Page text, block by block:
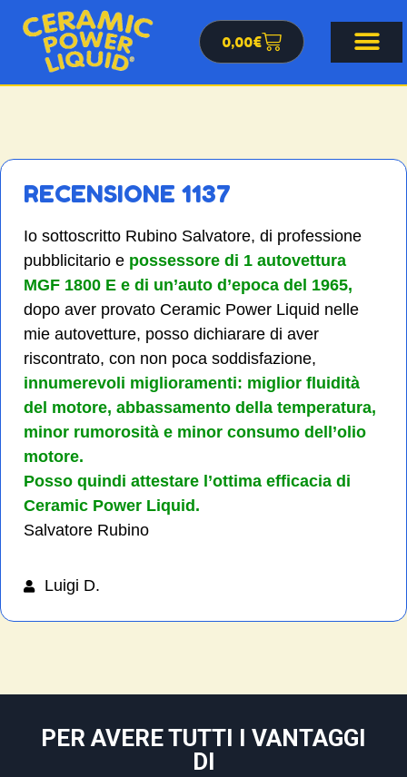
0,00€
RECENSIONE 1137
Io sottoscritto Rubino Salvatore, di professione
pubblicitario e possessore di 1 autovettura
MGF 1800 E e di un’auto d’epoca del 1965,
dopo aver provato Ceramic Power Liquid nelle
mie autovetture, posso dichiarare di aver
riscontrato, con non poca soddisfazione,
innumerevoli miglioramenti: miglior fluidità
del motore, abbassamento della temperatura,
minor rumorosità e minor consumo dell’olio
motore.
Posso quindi attestare l’ottima efficacia di
Ceramic Power Liquid.
Salvatore Rubino
Luigi D.
PER AVERE TUTTI I VANTAGGI
DI